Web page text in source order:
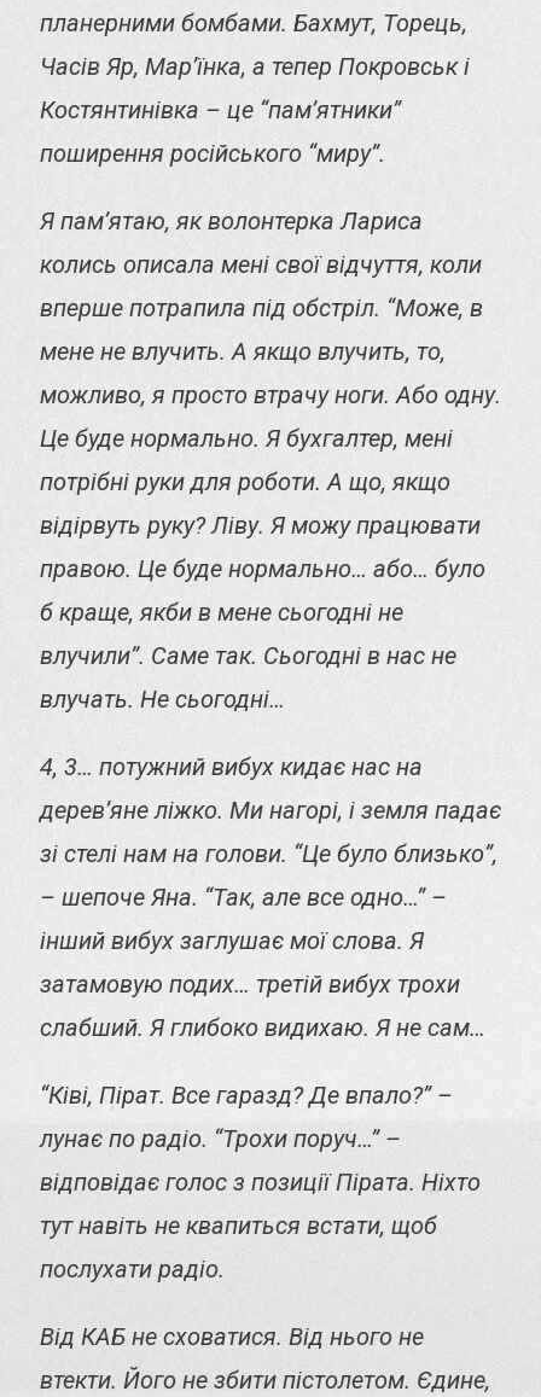
планерними бомбами. Бахмут, Торець,
Часів Яр, Мар’їнка, а тепер Покровськ і
Костянтинівка – це “пам’ятники”
поширення російського “миру”.
Я пам’ятаю, як волонтерка Лариса
колись описала мені свої відчуття, коли
вперше потрапила під обстріл. “Може, в
мене не влучить. А якщо влучить, то,
можливо, я просто втрачу ноги. Або одну.
Це буде нормально. Я бухгалтер, мені
потрібні руки для роботи. А що, якщо
відірвуть руку? Ліву. Я можу працювати
правою. Це буде нормально… або… було
б краще, якби в мене сьогодні не
влучили”. Саме так. Сьогодні в нас не
влучать. Не сьогодні…
4, 3… потужний вибух кидає нас на
дерев’яне ліжко. Ми нагорі, і земля падає
зі стелі нам на голови. “Це було близько”,
– шепоче Яна. “Так, але все одно…” –
інший вибух заглушає мої слова. Я
затамовую подих… третій вибух трохи
слабший. Я глибоко видихаю. Я не сам…
“Ківі, Пірат. Все гаразд? Де впало?” –
лунає по радіо. “Трохи поруч…” –
відповідає голос з позиції Пірата. Ніхто
тут навіть не квапиться встати, щоб
послухати радіо.
Від КАБ не сховатися. Від нього не
втекти. Його не збити пістолетом. Єдине,